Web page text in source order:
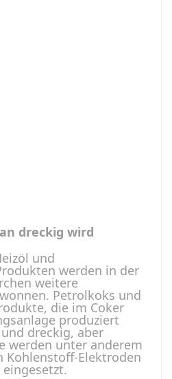
dreckig wird
und
werden in der
weitere
Petrolkoks und
die im Coker
produziert
dreckig, aber
werden unter anderem
Kohlenstoff-Elektroden